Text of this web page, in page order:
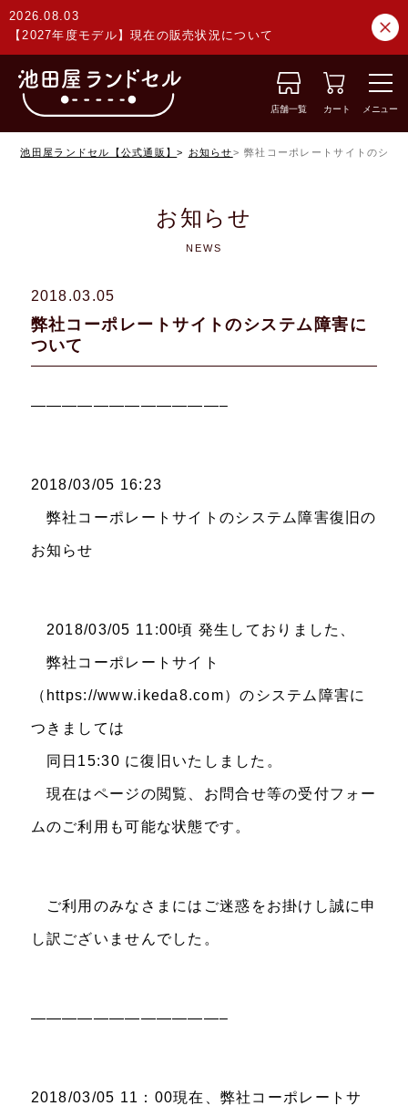
2026.08.03
【2027年度モデル】現在の販売状況について
店舗一覧 カート メニュー
池田屋ランドセル【公式通販】 お知らせ 弊社コーポレートサイトのシス
お知らせ
NEWS
2018.03.05
弊社コーポレートサイトのシステム障害に
ついて
————————————–
2018/03/05 16:23
弊社コーポレートサイトのシステム障害復旧の
お知らせ
2018/03/05 11:00頃 発生しておりました、
弊社コーポレートサイト
（https://www.ikeda8.com）のシステム障害に
つきましては
同日15:30 に復旧いたしました。
現在はページの閲覧、お問合せ等の受付フォー
ムのご利用も可能な状態です。
ご利用のみなさまにはご迷惑をお掛けし誠に申
し訳ございませんでした。
————————————–
2018/03/05 11：00現在、弊社コーポレートサ